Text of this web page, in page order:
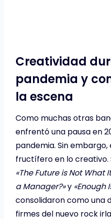
Creatividad
pandemia y
la escena
Como muchas otras
enfrentó una pausa en
pandemia. Sin
fructífero en lo
«The Future is Not What
a Manager?»y «Enough
consolidaron como una
firmes del nuevo rock